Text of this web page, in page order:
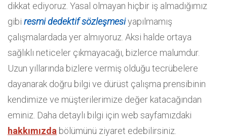
dikkat ediyoruz. Yasal olmayan hiçbir iş almadığımız
gibi resmi dedektif sözleşmesiyapılmamış
çalışmalardada yer almıyoruz. Aksi halde ortaya
sağlıklı neticeler çıkmayacağı, bizlerce malumdur.
Uzun yıllarında bizlere vermiş olduğu tecrübelere
dayanarak doğru bilgi ve dürüst çalışma prensibinin
kendimize ve müşterilerimize değer katacağından
eminiz. Daha detaylı bilgi için web sayfamızdaki
hakkımızda bölümünü ziyaret edebilirsiniz.